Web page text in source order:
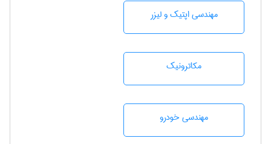
مهندسی اپتیک و لیزر
مکاترونیک
مهندسی خودرو